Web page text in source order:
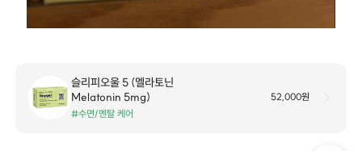
슬리피오울 5 (멜라토닌
Melatonin 5mg)
#수면/멘탈 케어
52,000원